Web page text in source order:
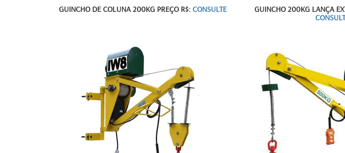
GUINCHO DE COLUNA 200KG PREÇO R$:CONSULTE
GUINCHO 200KG LANÇA